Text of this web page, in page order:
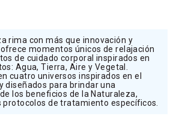
rima con más que innovación y
ofrece momentos únicos de relajación
de cuidado corporal inspirados en
Agua, Tierra, Aire y Vegetal.
cuatro universos inspirados en el
diseñados para brindar una
los beneficios de la Naturaleza,
protocolos de tratamiento específicos.